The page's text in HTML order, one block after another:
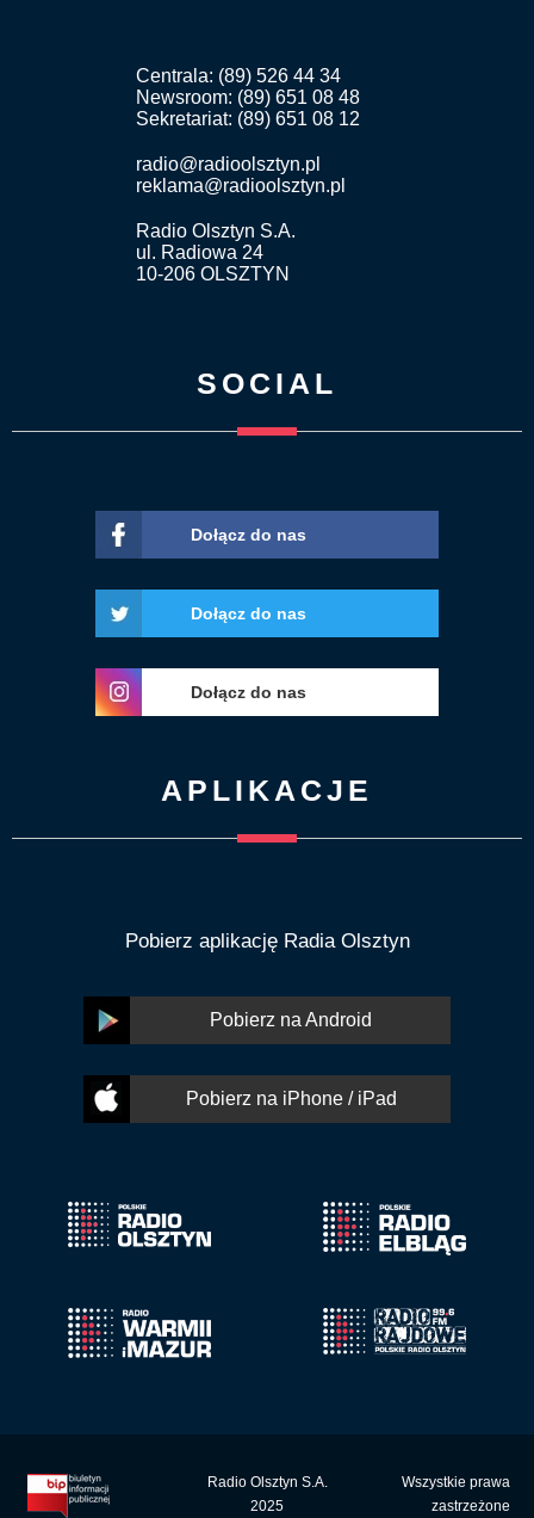
Centrala: (89) 526 44 34
Newsroom: (89) 651 08 48
Sekretariat: (89) 651 08 12
radio@radioolsztyn.pl
reklama@radioolsztyn.pl
Radio Olsztyn S.A.
ul. Radiowa 24
10-206 OLSZTYN
SOCIAL
Dołącz do nas
Dołącz do nas
Dołącz do nas
APLIKACJE
Pobierz aplikację Radia Olsztyn
Pobierz na Android
Pobierz na iPhone / iPad
Radio Olsztyn S.A.
2025
Wszystkie prawa
zastrzeżone